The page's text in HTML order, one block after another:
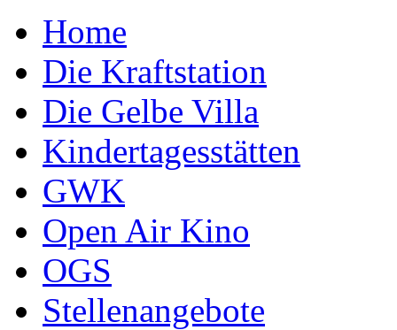
Home
Die Kraftstation
Die Gelbe Villa
Kindertagesstätten
GWK
Open Air Kino
OGS
Stellenangebote